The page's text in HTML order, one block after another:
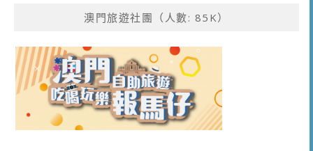
澳門旅遊社團（人數: 85K）